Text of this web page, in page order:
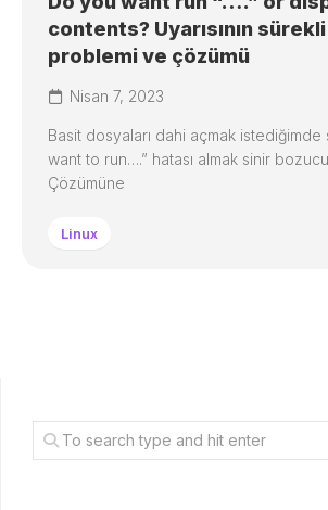
contents? Uyarısının
problemi ve çözümü
Nisan 7, 2023
Basit dosyaları dahi açmak istediğimde
want to run….” hatası almak sinir
Çözümüne
Linux